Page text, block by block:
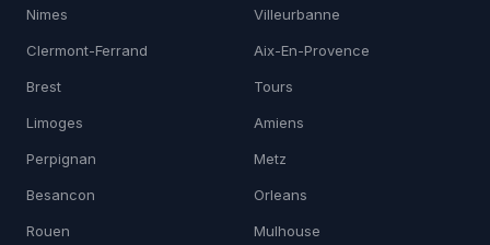
Nimes Villeurbanne
Clermont-Ferrand Aix-En-Provence
Brest Tours
Limoges Amiens
Perpignan Metz
Besancon Orleans
Rouen Mulhouse